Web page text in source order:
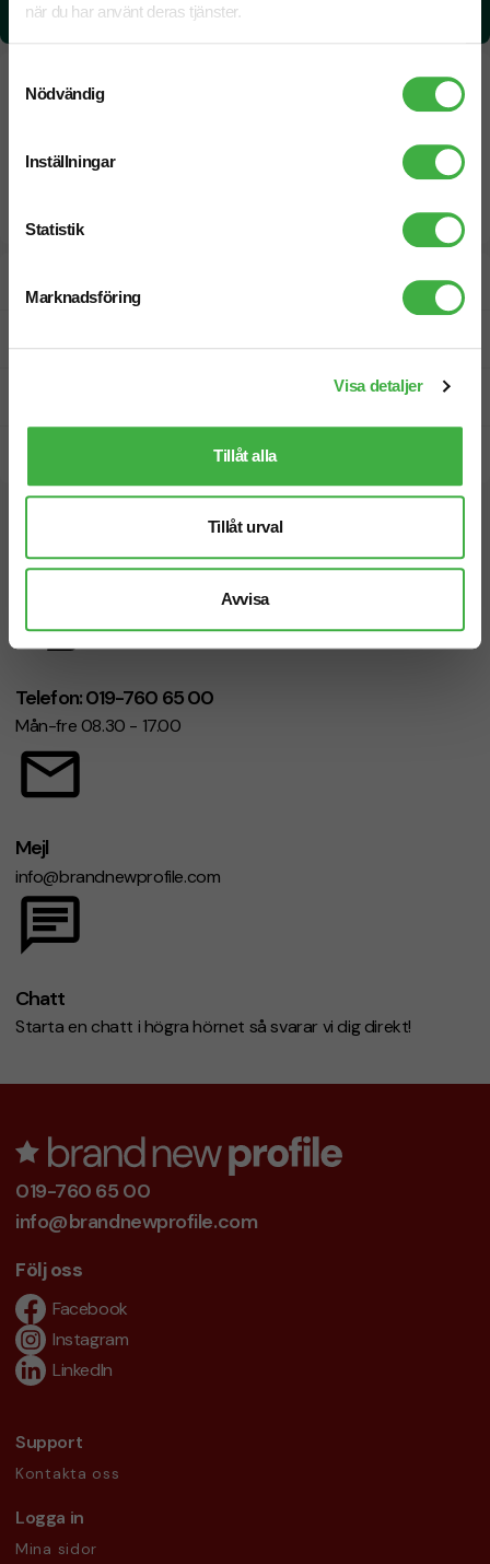
när du har använt deras tjänster.
Nödvändig
Inställningar
Statistik
Marknadsföring
Visa detaljer
Tillåt alla
Tillåt urval
Avvisa
1,19999958127367 kg CO₂e / per styck
Vi hjälper dig gärna!
Telefon: 019-760 65 00
Mån-fre 08.30 - 17.00
Mejl
info@brandnewprofile.com
Chatt
Starta en chatt i högra hörnet så svarar vi dig direkt!
019-760 65 00
info@brandnewprofile.com
Följ oss
Facebook
Instagram
LinkedIn
Support
Kontakta oss
Logga in
Mina sidor